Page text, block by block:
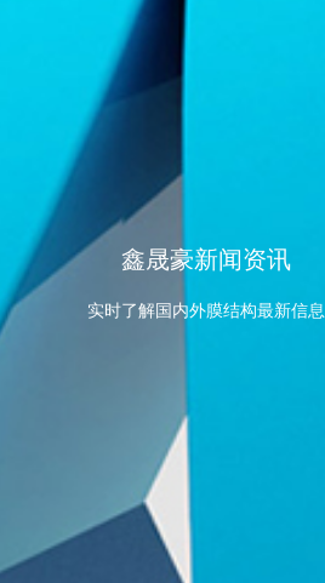
鑫晟豪新闻资讯
实时了解国内外膜结构最新信息